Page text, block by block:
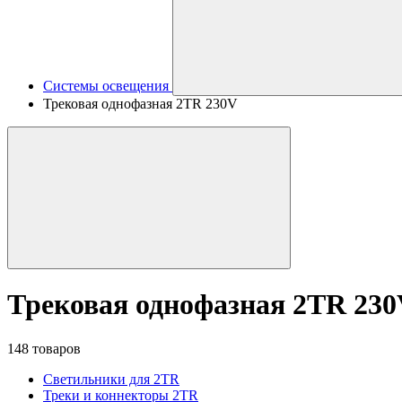
Системы освещения
Трековая однофазная 2TR 230V
Трековая однофазная 2TR
148 товаров
Светильники для 2TR
Треки и коннекторы 2TR